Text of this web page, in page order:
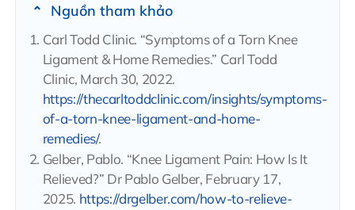
Nguồn tham khảo
Carl Todd Clinic. “Symptoms of a Torn Knee
Ligament & Home Remedies.” Carl Todd
Clinic, March 30, 2022.
https://thecarltoddclinic.com/insights/symptoms-
of-a-torn-knee-ligament-and-home-
remedies/.
Gelber, Pablo. “Knee Ligament Pain: How Is It
Relieved?” Dr Pablo Gelber, February 17,
2025. https://drgelber.com/how-to-relieve-